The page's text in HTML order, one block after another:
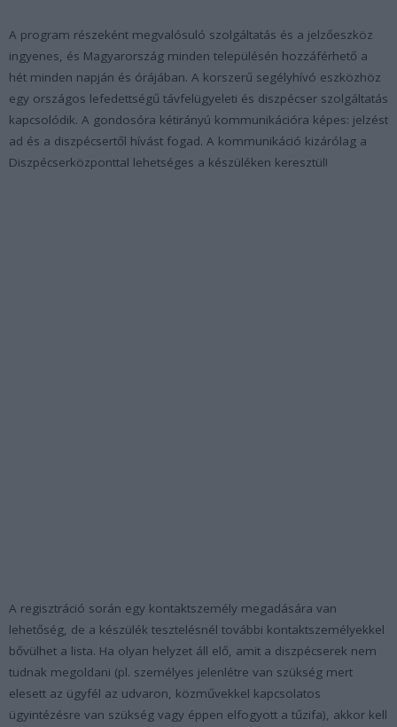
A program részeként megvalósuló szolgáltatás és a jelzőeszköz
ingyenes, és Magyarország minden településén hozzáférhető a
hét minden napján és órájában. A korszerű segélyhívó eszközhöz
egy országos lefedettségű távfelügyeleti és diszpécser szolgáltatás
kapcsolódik. A gondosóra kétirányú kommunikációra képes: jelzést
ad és a diszpécsertől hívást fogad. A kommunikáció kizárólag a
Diszpécserközponttal lehetséges a készüléken keresztül!
A regisztráció során egy kontaktszemély megadására van
lehetőség, de a készülék tesztelésnél további kontaktszemélyekkel
bővülhet a lista. Ha olyan helyzet áll elő, amit a diszpécserek nem
tudnak megoldani (pl. személyes jelenlétre van szükség mert
elesett az ügyfél az udvaron, közművekkel kapcsolatos
ügyintézésre van szükség vagy éppen elfogyott a tűzifa), akkor kell